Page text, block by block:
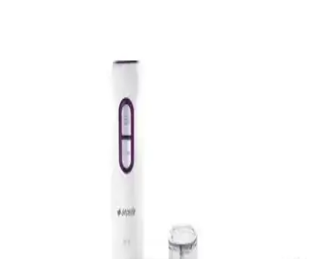
Fakir Mr Chef Quadro Blender Set Siyah, 1000 W turbo
Fakir PB 1001 600 W Güçlü ve Pratik Kişisel
Blender Sağlıklı İçecekler İçin Uygun
Fakir PB 1001, 600 W gücü, dayanıklı yapısı ve pratik tasarımıyla
Fakir Veyron Turbo XL HEPA Filtre: Yüksek
Performanslı ve Orijinal Yedek Parça